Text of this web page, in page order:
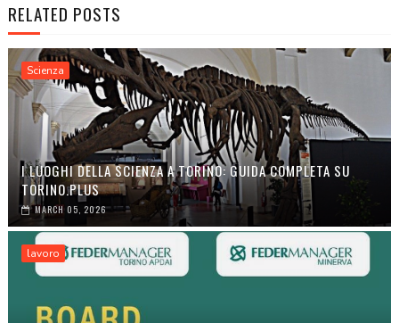
RELATED POSTS
Scienza
I LUOGHI DELLA SCIENZA A TORINO: GUIDA COMPLETA SU
TORINO.PLUS
MARCH 05, 2026
lavoro